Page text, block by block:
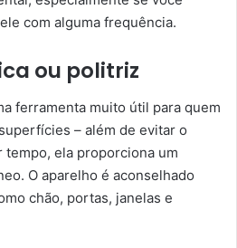
com alguma frequência.
ou politriz
ferramenta muito útil para quem
– além de evitar o
ela proporciona um
O aparelho é aconselhado
chão, portas, janelas e